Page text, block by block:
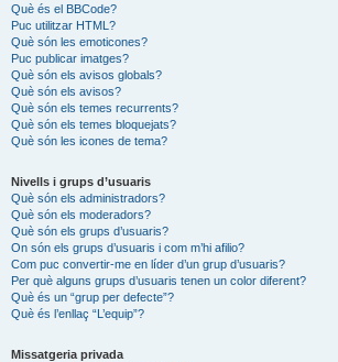
Què és el BBCode?
Puc utilitzar HTML?
Què són les emoticones?
Puc publicar imatges?
Què són els avisos globals?
Què són els avisos?
Què són els temes recurrents?
Què són els temes bloquejats?
Què són les icones de tema?
Nivells i grups d’usuaris
Què són els administradors?
Què són els moderadors?
Què són els grups d’usuaris?
On són els grups d’usuaris i com m’hi afilio?
Com puc convertir-me en líder d’un grup d’usuaris?
Per què alguns grups d’usuaris tenen un color diferent?
Què és un “grup per defecte”?
Què és l’enllaç “L’equip”?
Missatgeria privada